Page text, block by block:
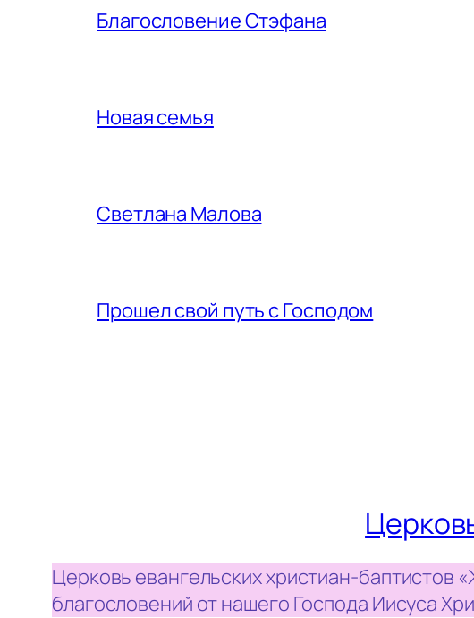
Благословение Стэфана
Новая семья
Светлана Малова
Прошел свой путь с Господом
Церковь евангельских христиан-баптистов
благословений от нашего Господа Иисуса